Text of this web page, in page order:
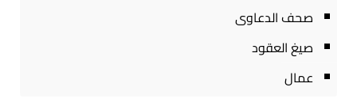
صحف الدعاوى
صيغ العقود
عمال